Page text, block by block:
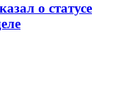
о статусе